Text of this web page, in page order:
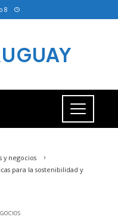
8
y negocios
para la sostenibilidad y